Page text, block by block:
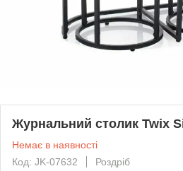
Журнальний столик Twix
Немає в наявності
Код: JK-07632
Роздріб